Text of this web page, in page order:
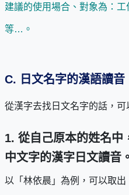
建議的使用場合、對象為：
等…。
C. 日文名字的漢語讀音
從漢字去找日文名字的話，可
1. 從自己原本的姓名中
中文字的漢字日文讀音。
以「林依晨」為例，可以取